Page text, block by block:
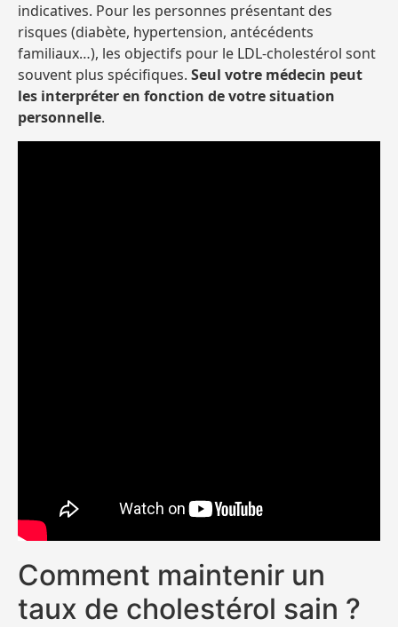
indicatives. Pour les personnes présentant des
risques (diabète, hypertension, antécédents
familiaux…), les objectifs pour le LDL-cholestérol sont
souvent plus spécifiques. Seul votre médecin peut
les interpréter en fonction de votre situation
personnelle.
Comment maintenir un
taux de cholestérol sain ?